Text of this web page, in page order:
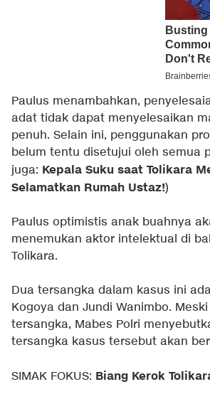
Paulus menambahkan,
adat tidak dapat menyelesaikan
penuh. Selain ini, penggunakan
belum tentu disetujui oleh semua
juga: Kepala Suku saat Tolikara
Selamatkan Rumah Ustaz!)
Paulus optimistis anak buahnya
menemukan aktor intelektual di
Tolikara.
Dua tersangka dalam kasus ini
Kogoya dan Jundi Wanimbo.
tersangka, Mabes Polri
tersangka kasus tersebut akan
SIMAK FOKUS: Biang Kerok